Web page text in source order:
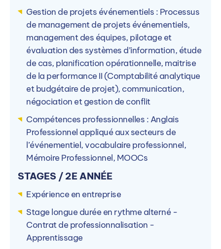
Gestion de projets événementiels : Processus
de management de projets événementiels,
management des équipes, pilotage et
évaluation des systèmes d’information, étude
de cas, planification opérationnelle, maitrise
de la performance II (Comptabilité analytique
et budgétaire de projet), communication,
négociation et gestion de conflit
Compétences professionnelles : Anglais
Professionnel appliqué aux secteurs de
l’événementiel, vocabulaire professionnel,
Mémoire Professionnel, MOOCs
STAGES / 2E ANNÉE
Expérience en entreprise
Stage longue durée en rythme alterné -
Contrat de professionnalisation -
Apprentissage